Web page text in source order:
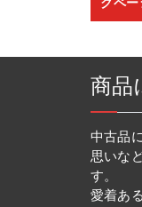
商品
中古品
思いな
す。
愛着あ